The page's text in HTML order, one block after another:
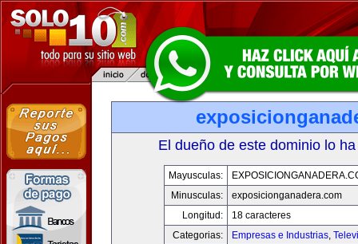
El dueño de este dominio lo
Mayusculas:
Minusculas:
exposicionganadera.com
Longitud:
18 caracteres
Categorias:
Empresas e Industrias,